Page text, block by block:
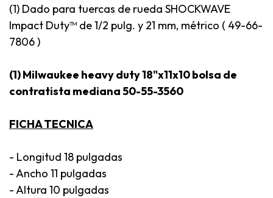
(1) Dado para tuercas de rueda SHOCKWAVE
Impact Duty™ de 1/2 pulg. y 21 mm, métrico ( 49-66-
7806 )
(1) Milwaukee heavy duty 18"x11x10 bolsa de
contratista mediana 50-55-3560
FICHA TECNICA
- Longitud 18 pulgadas
- Ancho 11 pulgadas
- Altura 10 pulgadas